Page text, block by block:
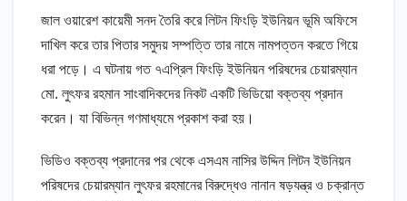
জাল ওয়ারেশ কায়েমী সনদ তৈরি করে লিটন ফিংড়ি ইউনিয়ন ভূমি অফিসে
দাখিল করে তার পিতার সমুদয় সম্পত্তি তার নামে নামপত্তন করতে গিয়ে
ধরা পড়ে। এ ঘটনায় গত ৭এপ্রিল ফিংড়ি ইউনিয়ন পরিষদের চেয়ারম্যান
মো. লুৎফর রহমান সাংবাদিকদের নিকট একটি ভিডিয়ো বক্তব্য প্রদান
করেন। যা বিভিন্ন গণমাধ্যমে প্রকাশ করা হয়।
ভিডিও বক্তব্য প্রদানের পর থেকে এসএম নাসির উদ্দিন লিটন ইউনিয়ন
পরিষদের চেয়ারম্যান লুৎফর রহমানের বিরুদ্ধেও নানান ষড়যন্ত্র ও চক্রান্ত